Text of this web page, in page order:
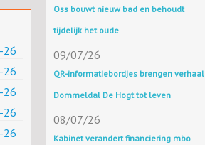
26
26
26
26
26
Oss bouwt nieuw bad en behoudt
tijdelijk het oude
09/07/26
QR-informatiebordjes brengen verhaal
Dommeldal De Hogt tot leven
08/07/26
Kabinet verandert financiering mbo